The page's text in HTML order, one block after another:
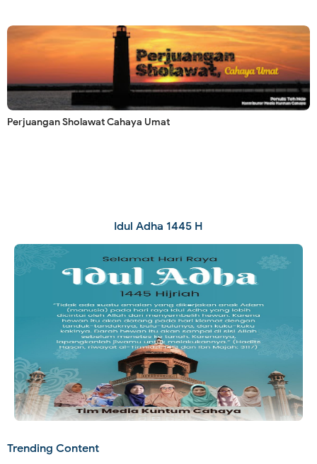
Perjuangan Sholawat Cahaya Umat
Idul Adha 1445 H
Trending Content